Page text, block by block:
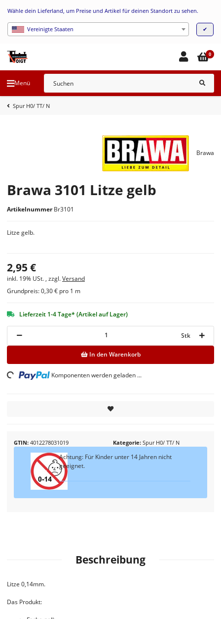
Wähle dein Lieferland, um Preise und Artikel für deinen Standort zu sehen.
Vereinigte Staaten ✔
Menü
0
Spur H0/ TT/ N
Brawa 3101 Litze gelb
Artikelnummer Br3101
GTIN 4012278031019 Kategorie Spur H0/ TT/ N
Achtung: Für Kinder unter 14 Jahren nicht
geeignet.
Brawa
Litze gelb.
2,95 €
inkl. 19% USt. , zzgl.Versand
Grundpreis:0,30 € pro 1 m
Stk
In den Warenkorb
Komponenten werden geladen ...
Lieferzeit 1-4 Tage* (Artikel auf Lager)
Beschreibung
Litze 0,14mm.
Das Produkt: